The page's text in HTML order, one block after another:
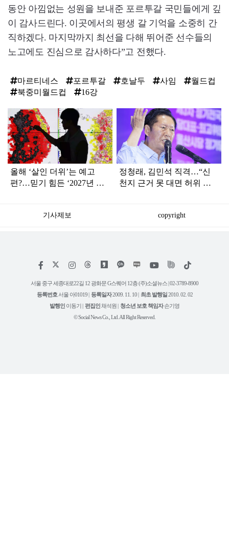
동안 아낌없는 성원을 보내준 포르투갈 국민들에게 깊
이 감사드린다. 이곳에서의 평생 갈 기억을 소중히 간
직하겠다. 마지막까지 최선을 다해 뛰어준 선수들의
노고에도 진심으로 감사하다”고 전했다.
마르티네스 포르투갈 호날두 사임
월드컵
북중미월드컵
16강
탑
라
인
올해 ‘살인 더위’는 예고
편?…믿기 힘든 ‘2027년 여
정청래, 김민석 직격…“신
천지 근거 못 대면 허위 신
기사제보 copyright
페
스
인
타
램
위
트
유
튜
틱
서울 중구 세종대로22길 12 광화문 G스퀘어 12층 (주)소셜뉴스 | 02-3789-8900
등록번호 서울 아01019 | 등록일자2009. 11. 10 | 최초 발행일 2010. 02. 02
발행인 이동기 | 편집인 채석원 | 청소년 보호 책임자손기영
© Social News Co., Ltd. All Right Reserved.